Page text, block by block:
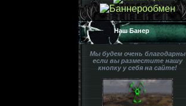
Наш Банер
Мы будем очень благодарны
если вы разместите нашу
кнопку у себя на сайте!